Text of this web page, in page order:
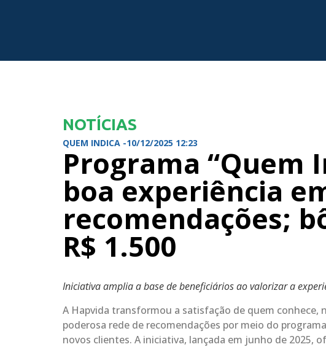
NOTÍCIAS
QUEM INDICA -10/12/2025 12:23
Programa “Quem
boa experiência
recomendações;
R$ 1.500
Iniciativa amplia a base de beneficiários ao valorizar a
A Hapvida transformou a satisfação de quem
poderosa rede de recomendações por meio do
novos clientes. A iniciativa, lançada em junho de 2025,